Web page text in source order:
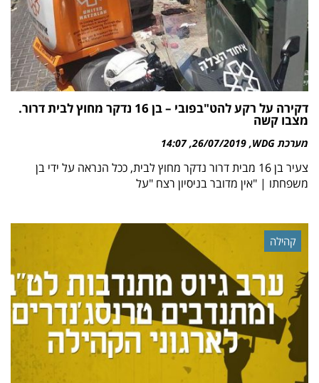
דקירה על רקע להט"בפובי – בן 16 נדקר מחוץ לבית דרור.
מצבו קשה
מערכת WDG 26/07/2019
14:07
צעיר בן 16 מבית דרור נדקר מחוץ לבית, ככל הנראה על ידי בן
משפחתו | "אין מדובר בניסיון רצח "על
קהילה